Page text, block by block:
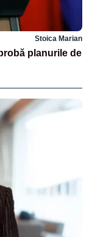
Stoica Marian
planurile de